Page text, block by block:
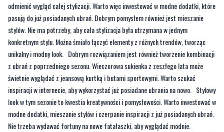
odmienić wygląd całej stylizacji. Warto więc inwestować w modne dodatki, które
pasują do już posiadanych ubrań. Dobrym pomysłem również jest mieszanie
stylów. Nie ma potrzeby, aby cała stylizacja była utrzymana w jednym
konkretnym stylu. Można śmiało łączyć elementy z różnych trendów, tworząc
unikalny i modny look. Dobrym rozwiązaniem jest również tworzenie kombinacji
z ubrań z poprzedniego sezonu. Wieczorowa sukienka z zeszłego lata może
świetnie wyglądać z jeansową kurtką i butami sportowymi. Warto szukać
inspiracji w internecie, aby wykorzystać już posiadane ubrania na nowo. Stylowy
look w tym sezonie to kwestia kreatywności i pomysłowości. Warto inwestować w
modne dodatki, mieszanie stylów i czerpanie inspiracji z już posiadanych ubrań.
Nie trzeba wydawać fortuny na nowe fatałaszki, aby wyglądać modnie.